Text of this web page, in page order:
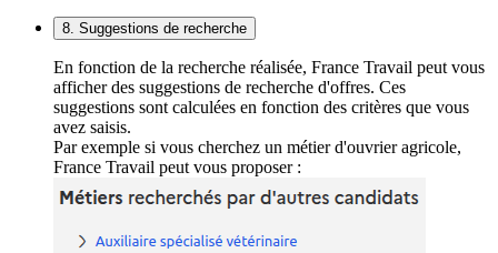
8. Suggestions de recherche
En fonction de la recherche réalisée, France Travail peut vous
afficher des suggestions de recherche d'offres. Ces
suggestions sont calculées en fonction des critères que vous
avez saisis.
Par exemple si vous cherchez un métier d'ouvrier agricole,
France Travail peut vous proposer :